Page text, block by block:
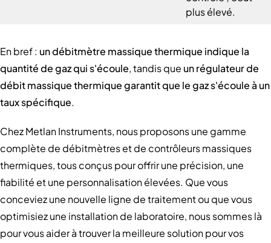
plus élevé.
En bref : un débitmètre massique thermique indique la
quantité de gaz qui s'écoule, tandis que un régulateur de
débit massique thermique garantit que le gaz s'écoule à un
taux spécifique.
Chez Metlan Instruments, nous proposons une gamme
complète de débitmètres et de contrôleurs massiques
thermiques, tous conçus pour offrir une précision, une
fiabilité et une personnalisation élevées. Que vous
conceviez une nouvelle ligne de traitement ou que vous
optimisiez une installation de laboratoire, nous sommes là
pour vous aider à trouver la meilleure solution pour vos